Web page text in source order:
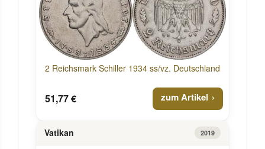
2 Reichsmark Schiller 1934 ss/vz. Deutschland
51,77 € zum Artikel
Vatikan 2019